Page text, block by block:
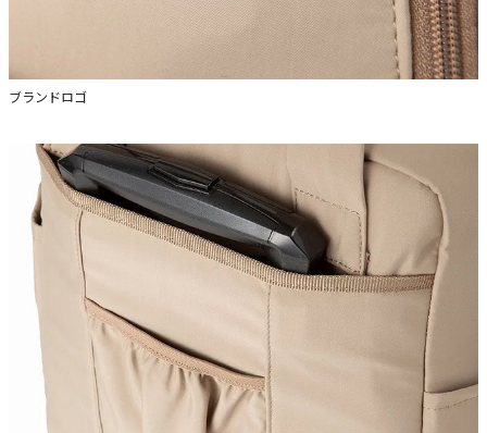
ブランドロゴ